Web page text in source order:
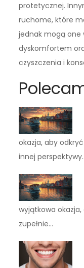
protetycznej.
ruchome, które
jednak mogą one
dyskomfortem
czyszczenia i
okazja, aby
innej
wyjątkowa
zupełnie…